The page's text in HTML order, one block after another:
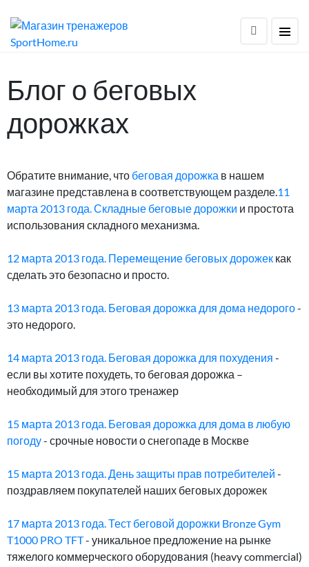
Блог о беговых
дорожках
Обратите внимание, что беговая дорожка в нашем
магазине представлена в соответствующем разделе.11
марта 2013 года. Складные беговые дорожки и простота
использования складного механизма.
12 марта 2013 года. Перемещение беговых дорожек как
сделать это безопасно и просто.
13 марта 2013 года. Беговая дорожка для дома недорого-
это недорого.
14 марта 2013 года. Беговая дорожка для похудения -
если вы хотите похудеть, то беговая дорожка –
необходимый для этого тренажер
15 марта 2013 года. Беговая дорожка для дома в любую
погоду- срочные новости о снегопаде в Москве
15 марта 2013 года. День защиты прав потребителей -
поздравляем покупателей наших беговых дорожек
17 марта 2013 года. Тест беговой дорожки Bronze Gym
T1000 PRO TFT- уникальное предложение на рынке
тяжелого коммерческого оборудования (heavy commercial)